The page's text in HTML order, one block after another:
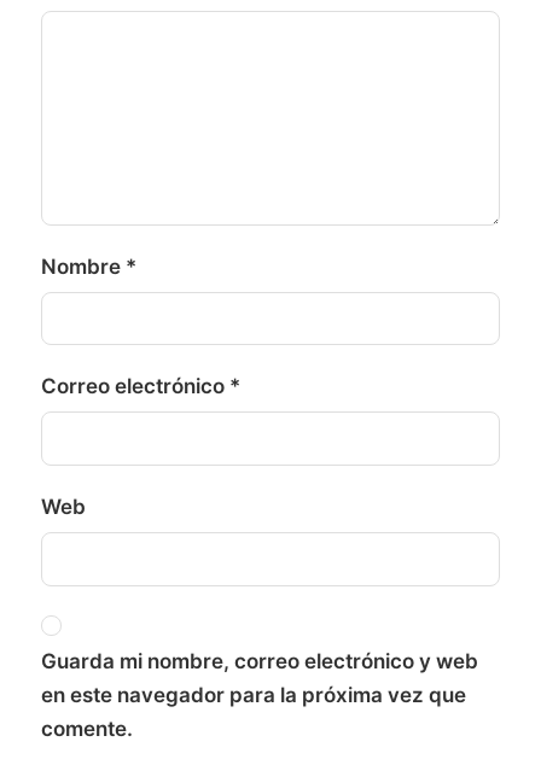
Nombre *
Correo electrónico *
Web
Guarda mi nombre, correo electrónico y web
en este navegador para la próxima vez que
comente.